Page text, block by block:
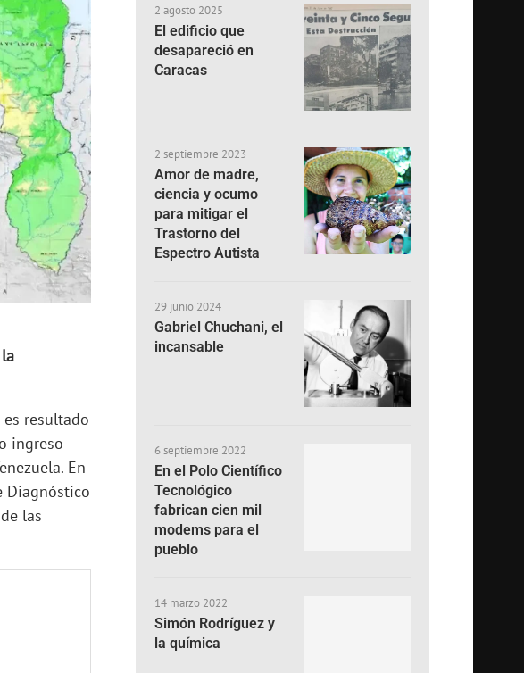
resultado
ingreso
En
Diagnóstico
las
2 agosto 2025
El edificio que
desapareció en
Caracas
2 septiembre 2023
Amor de madre,
ciencia y ocumo
para mitigar el
Trastorno del
Espectro Autista
29 junio 2024
Gabriel Chuchani, el
incansable
6 septiembre 2022
En el Polo Científico
Tecnológico
fabrican cien mil
modems para el
pueblo
14 marzo 2022
Simón Rodríguez y
la química